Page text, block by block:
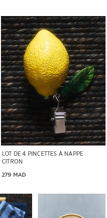
LOT DE 4 PINCETTES À NAPPE
CITRON
279 MAD
Image changée en 1 de 5
Image changée en 1 de